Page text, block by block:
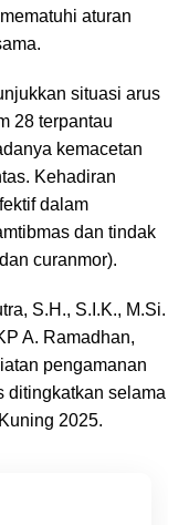
aturan
situasi arus
28 terpantau
kemacetan
Kehadiran
dalam
dan tindak
curanmor).
S.H., S.I.K., M.Si.
A. Ramadhan,
pengamanan
ditingkatkan selama
2025.